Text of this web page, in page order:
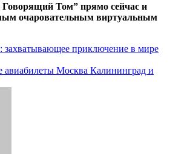
Том” прямо сейчас и
очаровательным виртуальным
захватывающее приключение в мире
авиабилеты Москва Калининград и